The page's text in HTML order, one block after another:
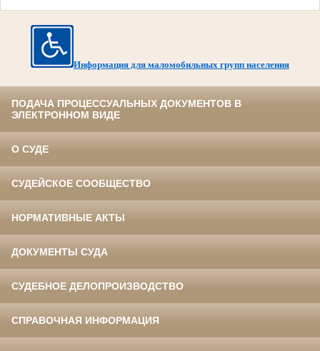
Информация для маломобильных групп населения
ПОДАЧА ПРОЦЕССУАЛЬНЫХ ДОКУМЕНТОВ В
ЭЛЕКТРОННОМ ВИДЕ
О СУДЕ
СУДЕЙСКОЕ СООБЩЕСТВО
НОРМАТИВНЫЕ АКТЫ
ДОКУМЕНТЫ СУДА
СУДЕБНОЕ ДЕЛОПРОИЗВОДСТВО
СПРАВОЧНАЯ ИНФОРМАЦИЯ